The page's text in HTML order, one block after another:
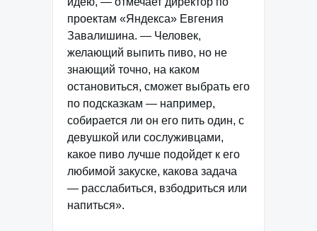
проектам «Яндекса» Евгения
Завалишина. — Человек,
желающий выпить пиво, но не
знающий точно, на каком
остановиться, сможет выбрать его
по подсказкам — например,
собирается ли он его пить один, с
девушкой или сослуживцами,
какое пиво лучше подойдет к его
любимой закуске, какова задача
— расслабиться, взбодриться или
напиться».